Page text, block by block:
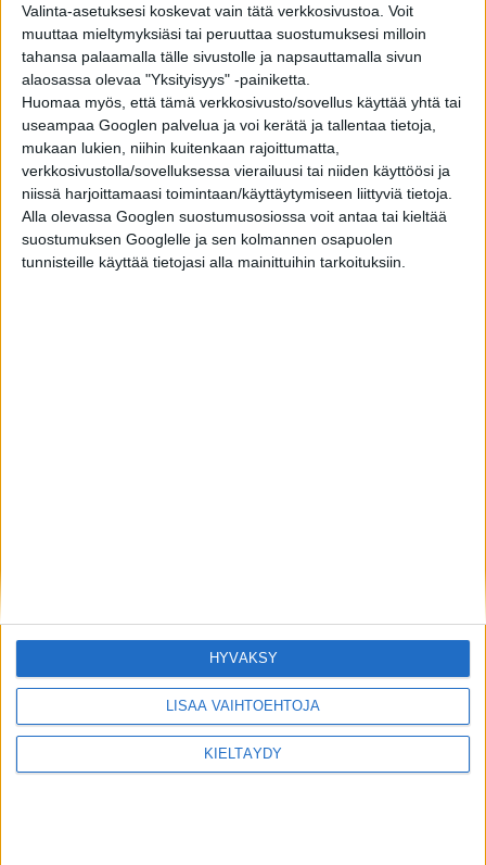
Valinta-asetuksesi koskevat vain tätä verkkosivustoa. Voit
muuttaa mieltymyksiäsi tai peruuttaa suostumuksesi milloin
tahansa palaamalla tälle sivustolle ja napsauttamalla sivun
alaosassa olevaa "Yksityisyys" -painiketta.
Huomaa myös, että tämä verkkosivusto/sovellus käyttää yhtä tai
useampaa Googlen palvelua ja voi kerätä ja tallentaa tietoja,
mukaan lukien, niihin kuitenkaan rajoittumatta,
verkkosivustolla/sovelluksessa vierailuusi tai niiden käyttöösi ja
niissä harjoittamaasi toimintaan/käyttäytymiseen liittyviä tietoja.
Alla olevassa Googlen suostumusosiossa voit antaa tai kieltää
suostumuksen Googlelle ja sen kolmannen osapuolen
tunnisteille käyttää tietojasi alla mainittuihin tarkoituksiin.
LISÄÄ VAIHTOEHTOJA
KIELTÄYDY
HYVÄKSY
VIIHDE 6 vuotta sitten
10 faktaa: Näin sarjojen ja elokuvien
seksikohtaukset tehdään!
TIEDE 6 vuotta sitten
Mitä?! Top 10 tarttuvat sairaudet, joiden et
tiennyt olevan tarttuvia
#VAINSUOMIJUTUT 6 vuotta sitten
Top 10 parhaat suomalaiset keksinnöt kautta